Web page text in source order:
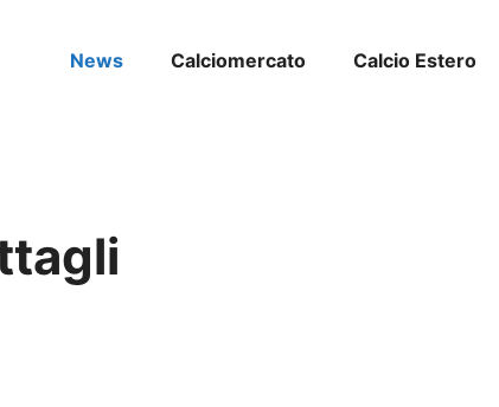
News Calciomercato Calcio Estero